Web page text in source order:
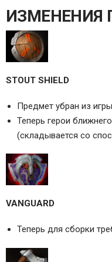
ИЗМЕНЕНИЯ
STOUT SHIELD
Предмет убран из игры
Теперь герои
(складывается со
VANGUARD
Теперь для сборки